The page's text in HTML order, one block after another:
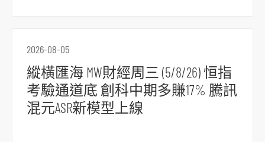
2026-08-05
縱橫匯海 MW財經周三 (5/8/26) 恒指
考驗通道底 創科中期多賺17% 騰訊
混元ASR新模型上線